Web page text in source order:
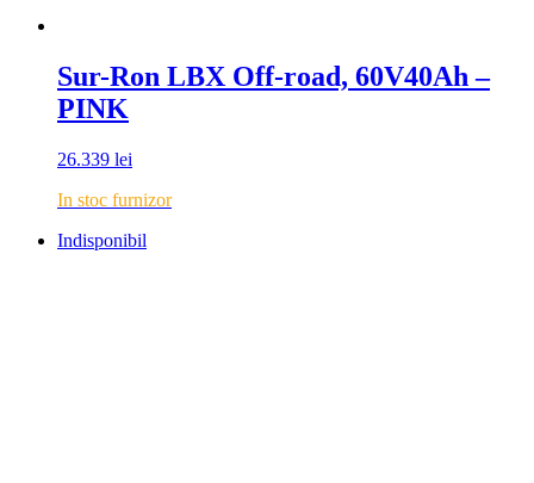
Sur-Ron LBX Off-road, 60V40Ah –
PINK
26.339 lei
In stoc furnizor
Indisponibil